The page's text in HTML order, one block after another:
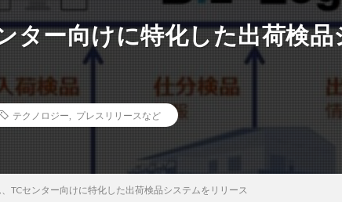
ター向けに特化した出荷検品
テクノロジー プレスリリースなど
、TCセンター向けに特化した出荷検品システムをリリース